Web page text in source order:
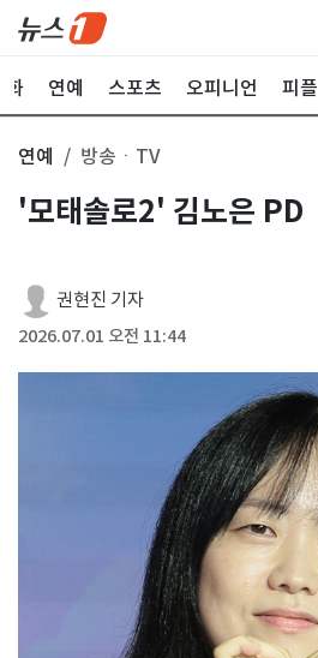
화 연예 스포츠 오피니언 피플
연예 방송ㆍTV
'모태솔로2' 김노은 PD
권현진 기자
2026.07.01 오전 11:44